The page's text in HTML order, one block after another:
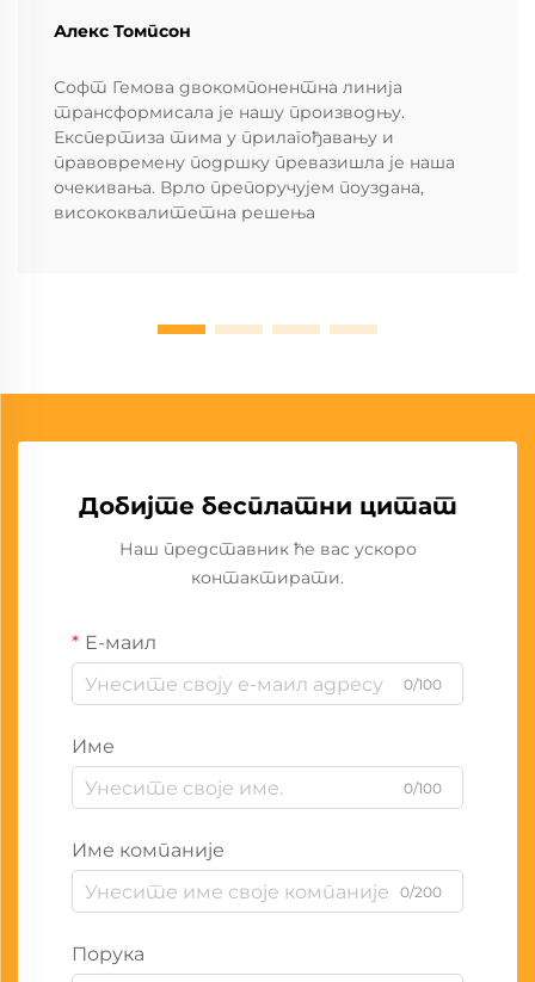
Алекс Томпсон
Софт Гемова двокомпонентна линија
трансформисала је нашу производњу.
Експертиза тима у прилагођавању и
правовремену подршку превазишла је наша
очекивања. Врло препоручујем поуздана,
висококвалитетна решења
Добијте бесплатни цитат
Наш представник ће вас ускоро
контактирати.
Е-маил
0/100
Име
0/100
Име компаније
0/200
Порука